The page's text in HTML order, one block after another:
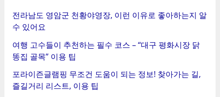
전라남도 영암군 천황야영장, 이런 이유로 좋아하는지 알
수 있어요
여행 고수들이 추천하는 필수 코스 – “대구 평화시장 닭
똥집 골목” 이용 팁
포라이즌글램핑 무조건 도움이 되는 정보! 찾아가는 길,
즐길거리 리스트, 이용 팁